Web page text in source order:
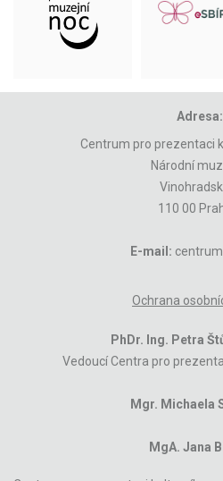
Adresa:
Centrum pro prezentaci
Národní
110 00
E-mail:
Ochrana
PhDr. Ing. Petra
Vedoucí Centra pro
Mgr. Michaela
MgA. Jana